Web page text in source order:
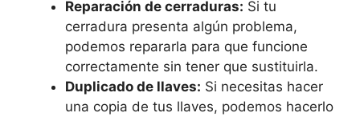
Reparación de cerraduras: Si tu
cerradura presenta algún problema,
podemos repararla para que funcione
correctamente sin tener que sustituirla.
Duplicado de llaves: Si necesitas hacer
una copia de tus llaves, podemos hacerlo